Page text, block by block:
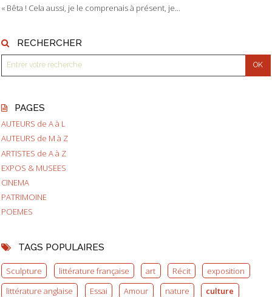
« Bêta ! Cela aussi, je le comprenais à présent, je...
RECHERCHER
PAGES
AUTEURS de A à L
AUTEURS de M à Z
ARTISTES de A à Z
EXPOS & MUSEES
CINEMA
PATRIMOINE
POEMES
TAGS POPULAIRES
Sculpture littérature française art Récit
exposition
littérature anglaise
Essai Amour nature
culture